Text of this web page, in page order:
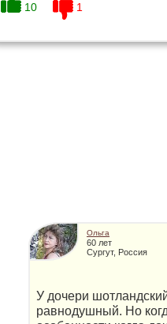
10 1
Ольга
60 лет
Сургут, Россия
У дочери
равнодушный. Но